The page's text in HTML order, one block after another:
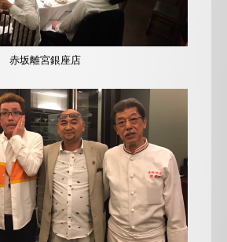
赤坂離宮銀座店